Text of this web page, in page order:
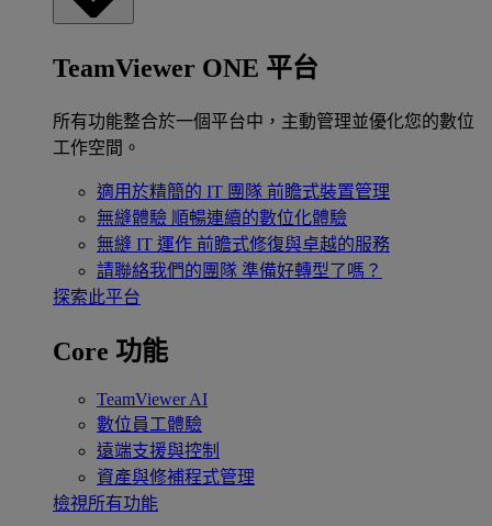
TeamViewer ONE 平台
所有功能整合於一個平台中，主動管理並優化您的數位
工作空間。
適用於精簡的 IT 團隊 前瞻式裝置管理
無縫體驗 順暢連續的數位化體驗
無縫 IT 運作 前瞻式修復與卓越的服務
請聯絡我們的團隊 準備好轉型了嗎？
探索此平台
Core 功能
TeamViewer AI
數位員工體驗
遠端支援與控制
資產與修補程式管理
檢視所有功能